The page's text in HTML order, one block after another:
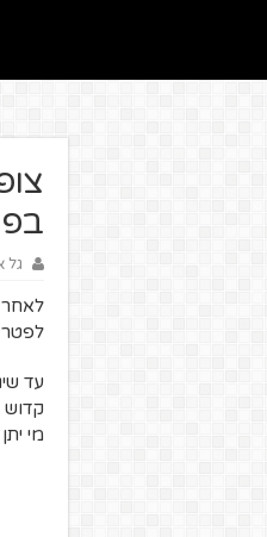
גל
לאחר
לפטר
עד
קדוש
מי